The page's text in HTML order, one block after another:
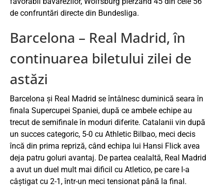
de confruntări directe din Bundesliga.
Barcelona – Real Madrid, în
continuarea biletului zilei de
astăzi
Barcelona și Real Madrid se întâlnesc duminică seara în
finala Supercupei Spaniei, după ce ambele echipe au
trecut de semifinale în moduri diferite. Catalanii vin după
un succes categoric, 5-0 cu Athletic Bilbao, meci decis
încă din prima repriză, când echipa lui Hansi Flick avea
deja patru goluri avantaj. De partea cealaltă, Real Madrid
a avut un duel mult mai dificil cu Atletico, pe care l-a
câștigat cu 2-1, într-un meci tensionat până la final.